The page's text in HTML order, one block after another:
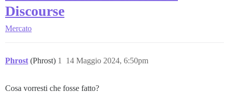
Discourse
Mercato
Phrost (Phrost) 14 Maggio 2024, 6:50pm
1
Cosa vorresti che fosse fatto?